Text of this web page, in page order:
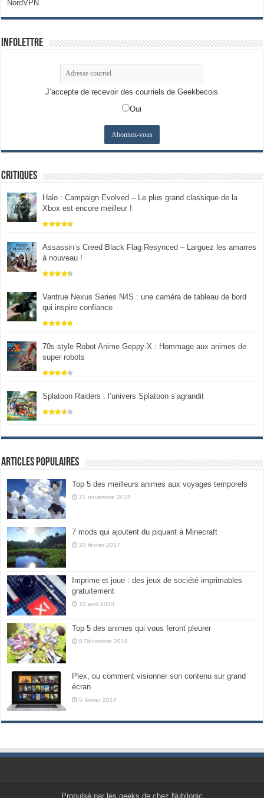
NordVPN
Infolettre
J’accepte de recevoir des courriels de Geekbecois
Oui
Critiques
Halo : Campaign Evolved – Le plus grand classique de la
Xbox est encore meilleur !
Assassin’s Creed Black Flag Resynced – Larguez les amarres
à nouveau !
Vantrue Nexus Series N4S : une caméra de tableau de bord
qui inspire confiance
70s-style Robot Anime Geppy-X : Hommage aux animes de
super robots
Splatoon Raiders : l’univers Splatoon s’agrandit
Articles populaires
Top 5 des meilleurs animes aux voyages temporels
21 novembre 2018
7 mods qui ajoutent du piquant à Minecraft
20 février 2017
Imprime et joue : des jeux de société imprimables
gratuitement
10 avril 2020
Top 5 des animes qui vous feront pleurer
8 Décembre 2018
Plex, ou comment visionner son contenu sur grand
écran
5 février 2014
Propulsé par les geeks de chez Nubilogic